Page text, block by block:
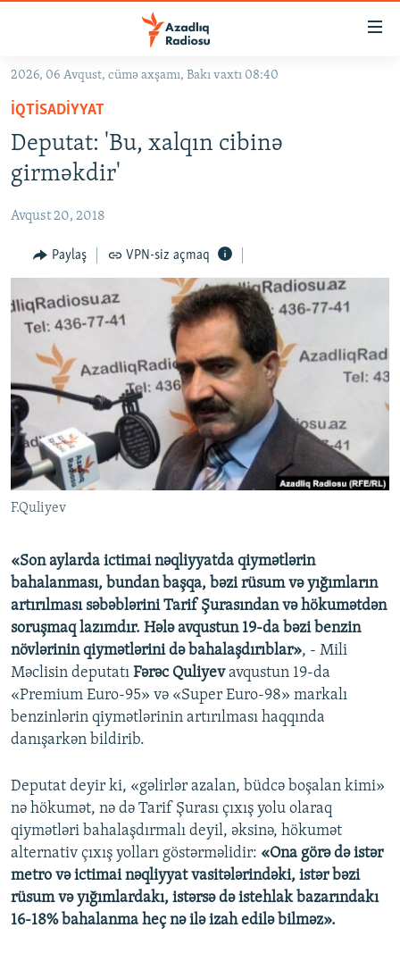
Əsas
qayıt
Əsas
naviqasiyaya
qayıt
GÜNDƏM
KORRUPSIOMETR
#ƏSLINDƏ
FƏRQƏ BAX
QANUNI DOĞRU
MULTIMEDIA
VIDEO
FOTOQALEREYA
KARIKATURA
RADIO ARXIV
OXU ZALI
AZƏRBAYCAN ƏDƏBIYYATI KITABXANASI
İSLAM VƏ DEMOKRATIYA
İZ - MƏDƏNIYYƏT PROQRAMI
HAQQIMIZDA
PEŞƏ ETIKASI VƏ JURNALISTIKA STANDARTLARIMIZ
MATERIALLARIMIZDAN ISTIFADƏ
AZADLIQRADIOSU MOBIL TELEFONUNUZDA
XƏBƏR BÜLLETENLƏRIMIZ
BIZI IZLƏ
RFE/RL-in bütün saytları
2026, 06 Avqust, cümə axşamı, Bakı vaxtı 08:40
İQTISADIYYAT
Deputat: 'Bu, xalqın cibinə
girməkdir'
Avqust 20, 2018
Paylaş VPN-siz açmaq
F.Quliyev
«Son aylarda ictimai nəqliyyatda qiymətlərin
bahalanması, bundan başqa, bəzi rüsum və yığımların
artırılması səbəblərini Tarif Şurasından və hökumətdən
soruşmaq lazımdır. Hələ avqustun 19-da bəzi benzin
növlərinin qiymətlərini də bahalaşdırıblar», - Mili
Məclisin deputatı Fərəc Quliyevavqustun 19-da
«Premium Euro-95» və «Super Euro-98» markalı
benzinlərin qiymətlərinin artırılması haqqında
danışarkən bildirib.
Deputat deyir ki, «gəlirlər azalan, büdcə boşalan kimi»
nə hökumət, nə də Tarif Şurası çıxış yolu olaraq
qiymətləri bahalaşdırmalı deyil, əksinə, hökumət
alternativ çıxış yolları göstərməlidir: «Ona görə də istər
metro və ictimai nəqliyyat vasitələrindəki, istər bəzi
rüsum və yığımlardakı, istərsə də istehlak bazarındakı
16-18% bahalanma heç nə ilə izah edilə bilməz».